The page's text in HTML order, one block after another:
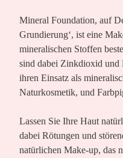
Mineral Foundation, auf
Grundierung‘, ist eine
mineralischen Stoffen
sind dabei Zinkdioxid und
ihren Einsatz als
Naturkosmetik, und
Lassen Sie Ihre Haut
dabei Rötungen und
natürlichen Make-up, das